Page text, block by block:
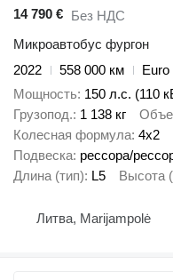
14 790 € Без НДС
Микроавтобус фургон
2022
558 000 км
Euro
Мощность 150 л.с. (110
Грузопод. 1 138 кг
Колесная формула 4x2
Подвеска рессора/
Длина (тип) L5 Высота
Литва, Marijampolė